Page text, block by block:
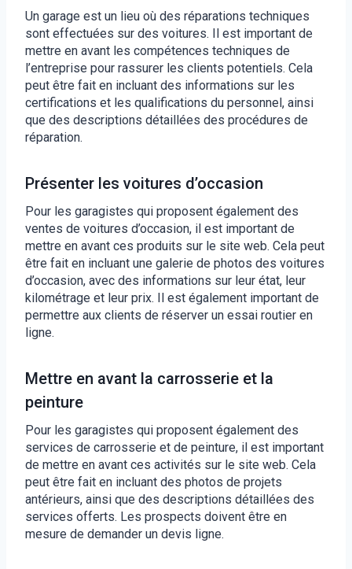
Un garage est un lieu où des réparations techniques
sont effectuées sur des voitures. Il est important de
mettre en avant les compétences techniques de
l’entreprise pour rassurer les clients potentiels. Cela
peut être fait en incluant des informations sur les
certifications et les qualifications du personnel, ainsi
que des descriptions détaillées des procédures de
réparation.
Présenter les voitures d’occasion
Pour les garagistes qui proposent également des
ventes de voitures d’occasion, il est important de
mettre en avant ces produits sur le site web. Cela peut
être fait en incluant une galerie de photos des voitures
d’occasion, avec des informations sur leur état, leur
kilométrage et leur prix. Il est également important de
permettre aux clients de réserver un essai routier en
ligne.
Mettre en avant la carrosserie et la
peinture
Pour les garagistes qui proposent également des
services de carrosserie et de peinture, il est important
de mettre en avant ces activités sur le site web. Cela
peut être fait en incluant des photos de projets
antérieurs, ainsi que des descriptions détaillées des
services offerts. Les prospects doivent être en
mesure de demander un devis ligne.